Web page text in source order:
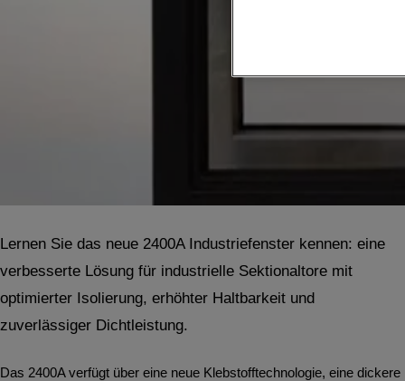
Lernen Sie das neue 2400A Industriefenster kennen: eine
verbesserte Lösung für industrielle Sektionaltore mit
optimierter Isolierung, erhöhter Haltbarkeit und
zuverlässiger Dichtleistung.
Das 2400A verfügt über eine neue Klebstofftechnologie, eine dickere